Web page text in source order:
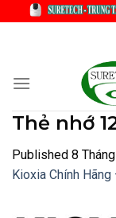
Thẻ nhớ
Published 8
Kioxia Chính